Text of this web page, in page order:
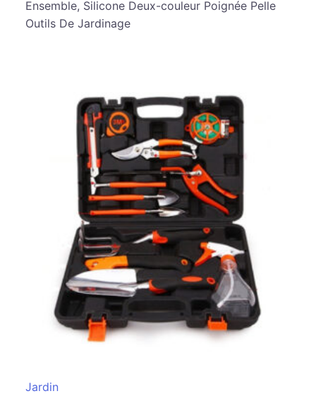
Ensemble, Silicone Deux-couleur Poignée Pelle
Outils De Jardinage
Jardin